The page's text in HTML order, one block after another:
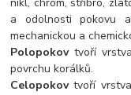
a odolnosti pokovu
mechanickou a
Polopokovtvoří
povrchu korálků.
Celopokovtvoří vrstva